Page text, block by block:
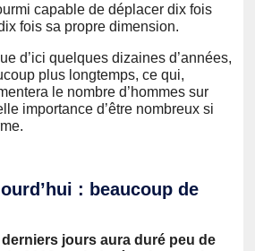
capable de déplacer dix fois
fois sa propre dimension.
d’ici quelques dizaines d’années,
plus longtemps, ce qui,
le nombre d’hommes sur
importance d’être nombreux si
: beaucoup de
jours aura duré peu de